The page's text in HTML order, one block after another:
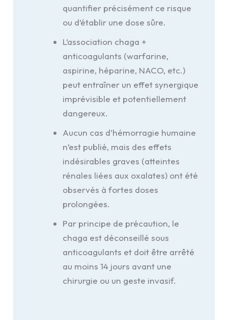
quantifier précisément ce risque
ou d’établir une dose sûre.
L’association chaga +
anticoagulants (warfarine,
aspirine, héparine, NACO, etc.)
peut entraîner un effet synergique
imprévisible et potentiellement
dangereux.
Aucun cas d’hémorragie humaine
n’est publié, mais des effets
indésirables graves (atteintes
rénales liées aux oxalates) ont été
observés à fortes doses
prolongées.
Par principe de précaution, le
chaga est déconseillé sous
anticoagulants et doit être arrêté
au moins 14 jours avant une
chirurgie ou un geste invasif.